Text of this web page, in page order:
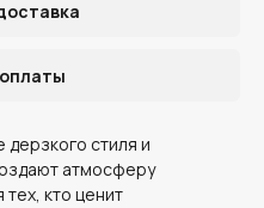
стиля и
атмосферу
кто ценит